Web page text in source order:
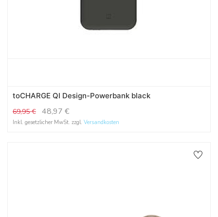
toCHARGE QI Design-Powerbank black
69,95€ 48,97 €
Inkl. gesetzlicher MwSt. zzgl. Versandkosten